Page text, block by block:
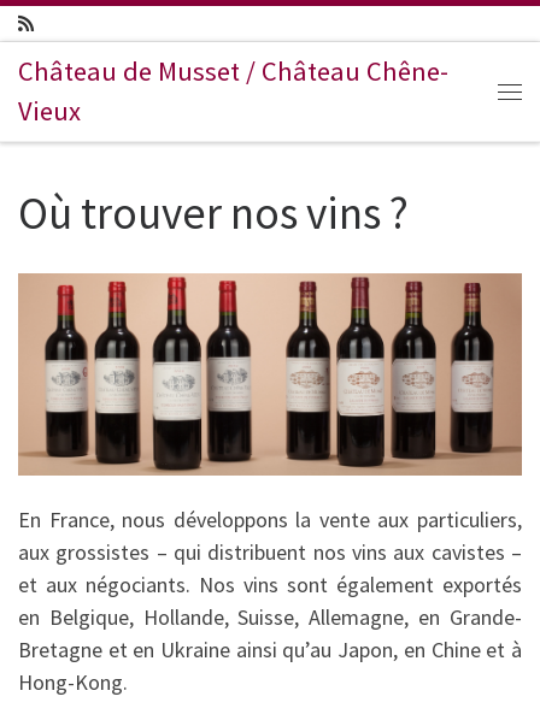
Passer au contenu
Château de Musset / Château Chêne-
Vieux
Où trouver nos vins ?
En France, nous développons la vente aux particuliers,
aux grossistes – qui distribuent nos vins aux cavistes –
et aux négociants. Nos vins sont également exportés
en Belgique, Hollande, Suisse, Allemagne, en Grande-
Bretagne et en Ukraine ainsi qu’au Japon, en Chine et à
Hong-Kong.